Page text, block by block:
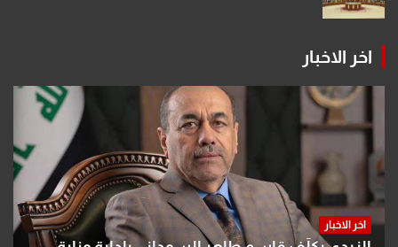
اخر الاخبار
اخر الاخبار